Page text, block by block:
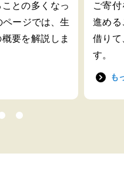
との多くなっ
ージでは、生
要を解説しま
ご寄
進める
借りて
す。
も